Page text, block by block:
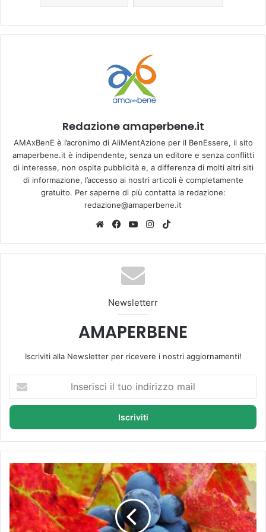
Redazione amaperbene.it
AMAxBenE è l’acronimo di AliMentAzione per il BenEssere, il sito
amaperbene.it è indipendente, senza un editore e senza conflitti
di interesse, non ospita pubblicità e, a differenza di molti altri siti
di informazione, l’accesso ai nostri articoli è completamente
gratuito. Per saperne di più contatta la redazione:
redazione@amaperbene.it
We
te
Fa
bo
ok
Yo
Tu
be
Ins
ra
k
Newsletterr
AMAPERBENE
Iscriviti alla Newsletter per ricevere i nostri aggiornamenti!
s
r
i
c
i
i
l
t
V
i
t
e
R